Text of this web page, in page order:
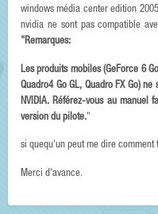
windows média center edition
nvidia ne sont pas compatible
"Remarques:
Les produits mobiles (GeForce 6
Quadro4 Go GL, Quadro FX Go)
NVIDIA. Référez-vous au
version du pilote."
si quequ'un peut me dire
Merci d'avance.